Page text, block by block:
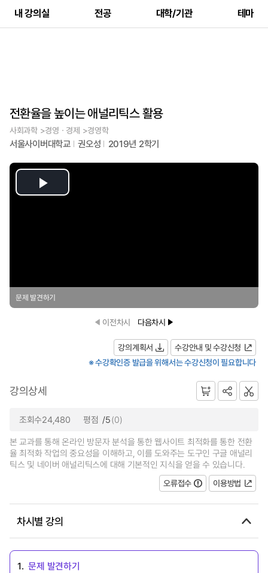
내 강의실 전공 대학/기관 테마
전환율을 높이는 애널리틱스 활용
사회과학 >경영ㆍ경제 >경영학
서울사이버대학교 권오성 2019년 2학기
Play
문제 발견하기
이전차시 다음차시
강의계획서
수강안내 및 수강신청
※ 수강확인증 발급을 위해서는 수강신청이 필요합니다
강의상세
조회수24,480 평점 /5(0)
본 교과를 통해 온라인 방문자 분석을 통한 웹사이트 최적화를 통한 전환
율 최적화 작업의 중요성을 이해하고, 이를 도와주는 도구인 구글 애널리
틱스 및 네이버 애널리틱스에 대해 기본적인 지식을 얻을 수 있습니다.
오류접수
이용방법
차시별 강의
1. 문제 발견하기